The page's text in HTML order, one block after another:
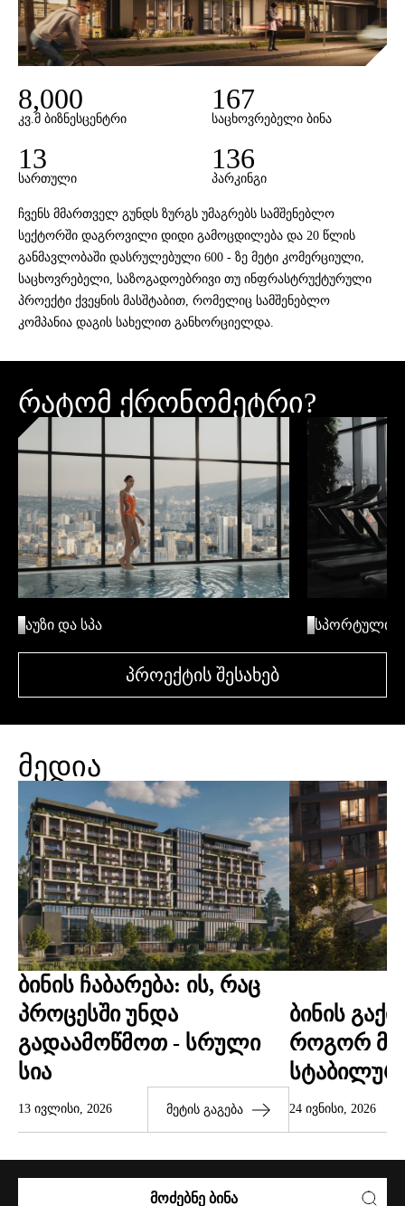
8,000
კვ.მ ბიზნესცენტრი
167
საცხოვრებელი ბინა
13
სართული
136
პარკინგი
ჩვენს მმართველ გუნდს ზურგს უმაგრებს სამშენებლო
სექტორში დაგროვილი დიდი გამოცდილება და 20 წლის
განმავლობაში დასრულებული 600 - ზე მეტი კომერციული,
საცხოვრებელი, საზოგადოებრივი თუ ინფრასტრუქტურული
პროექტი ქვეყნის მასშტაბით, რომელიც სამშენებლო
კომპანია დაგის სახელით განხორციელდა.
რატომ ქრონომეტრი?
აუზი და სპა სპორტული
პროექტის შესახებ
მედია
ᲑᲘᲜᲘᲡ ᲩᲐᲑᲐᲠᲔᲑᲐ: ᲘᲡ, ᲠᲐᲪ
ᲞᲠᲝᲪᲔᲡᲨᲘ ᲣᲜᲓᲐ
ᲒᲐᲓᲐᲐᲛᲝᲬᲛᲝᲗ - ᲡᲠᲣᲚᲘ
ᲡᲘᲐ
13 ᲘᲕᲚᲘᲡᲘ, 2026 ᲛᲔᲢᲘᲡ ᲒᲐᲒᲔᲑᲐ
ᲑᲘᲜᲘᲡ
ᲠᲝᲒᲝᲠ
24 ᲘᲕᲜᲘᲡᲘ, 2026
ᲛᲝᲫᲔᲑᲜᲔ ᲑᲘᲜᲐ